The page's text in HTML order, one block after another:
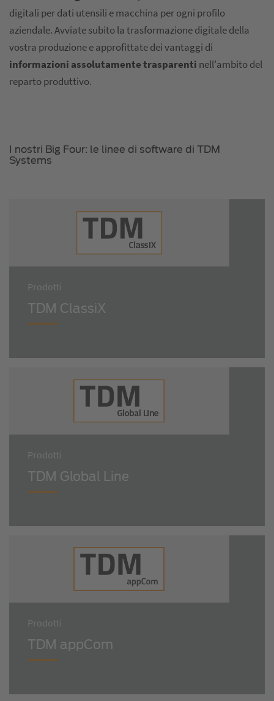
digitali per dati utensili e macchina per ogni profilo
aziendale. Avviate subito la trasformazione digitale della
vostra produzione e approfittate dei vantaggi di
informazioni assolutamente trasparenti nell'ambito del
reparto produttivo.
I nostri Big Four: le linee di software di TDM
Systems
Prodotti
TDM ClassiX
Prodotti
TDM Global Line
Prodotti
TDM appCom